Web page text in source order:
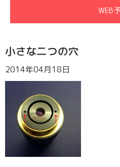
WEB
小さな二つの穴
2014年04月18日